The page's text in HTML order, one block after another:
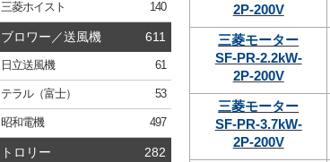
三菱ホイスト 140
ブロワー／送風機 611
日立送風機 61
テラル（富士） 53
昭和電機 497
トロリー 282
2P-200V
三菱モーター
SF-PR-2.2kW-
2P-200V
三菱モーター
SF-PR-3.7kW-
2P-200V